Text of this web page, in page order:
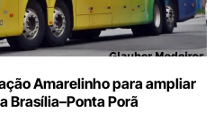
Amarelinho para ampliar
Brasília–Ponta Porã